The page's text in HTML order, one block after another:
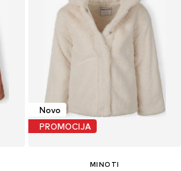
Novo
PROMOCIJA
MINOTI